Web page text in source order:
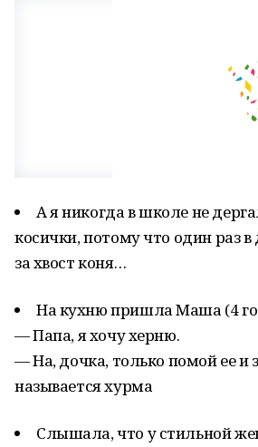
А я никогда в школе не
косички, потому что один раз
за хвост коня…
На кухню пришла Маша (4
— Папа, я хочу херню.
— На, дочка, только помой ее и
называется хурма
Слышала, что у стильной